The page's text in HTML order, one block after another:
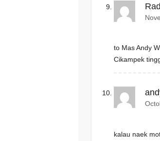
to Mas Andy
Cikampek
kalau naek